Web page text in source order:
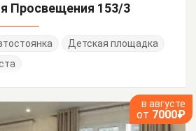
Просвещения 153/3
Детская площадка
в августе
от 7000₽